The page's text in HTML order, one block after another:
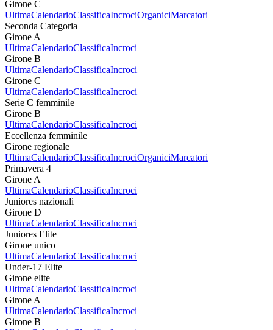
Girone C
UltimaCalendarioClassificaIncrociOrganiciMarcatori
Seconda Categoria
Girone A
UltimaCalendarioClassificaIncroci
Girone B
UltimaCalendarioClassificaIncroci
Girone C
UltimaCalendarioClassificaIncroci
Serie C femminile
Girone B
UltimaCalendarioClassificaIncroci
Eccellenza femminile
Girone regionale
UltimaCalendarioClassificaIncrociOrganiciMarcatori
Primavera 4
Girone A
UltimaCalendarioClassificaIncroci
Juniores nazionali
Girone D
UltimaCalendarioClassificaIncroci
Juniores Elite
Girone unico
UltimaCalendarioClassificaIncroci
Under-17 Elite
Girone elite
UltimaCalendarioClassificaIncroci
Girone A
UltimaCalendarioClassificaIncroci
Girone B